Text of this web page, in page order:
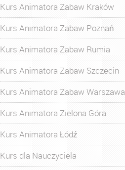
Kurs Animatora Zabaw Kraków
Kurs Animatora Zabaw Poznań
Kurs Animatora Zabaw Rumia
Kurs Animatora Zabaw Szczecin
Kurs Animatora Zabaw Warszawa
Kurs Animatora Zielona Góra
Kurs Animatora Łódź
Kurs dla Nauczyciela